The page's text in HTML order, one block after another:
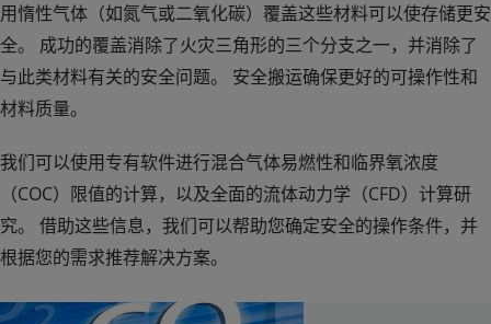
用惰性气体（如氮气或二氧化碳）覆盖这些材料可以使存储更安
全。 成功的覆盖消除了火灾三角形的三个分支之一，并消除了
与此类材料有关的安全问题。 安全搬运确保更好的可操作性和
材料质量。
我们可以使用专有软件进行混合气体易燃性和临界氧浓度
（COC）限值的计算，以及全面的流体动力学（CFD）计算研
究。 借助这些信息，我们可以帮助您确定安全的操作条件，并
根据您的需求推荐解决方案。
产品